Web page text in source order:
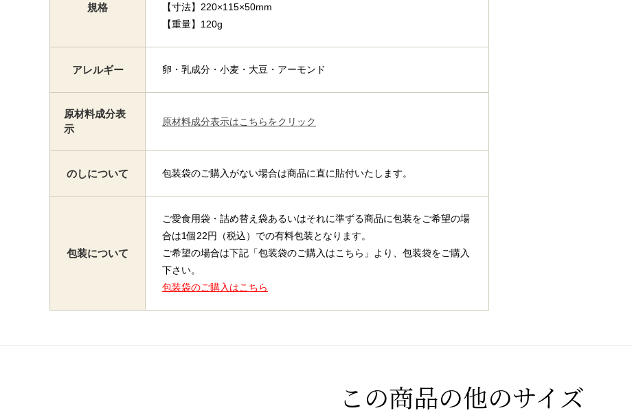
規格
【寸法】220×115×50mm
【重量】120g
アレルギー 卵・乳成分・小麦・大豆・アーモンド
原材料成分表
示
原材料成分表示はこちらをクリック
のしについて 包装袋のご購入がない場合は商品に直に貼付いたします。
包装について
ご愛食用袋・詰め替え袋あるいはそれに準ずる商品に包装をご希望の場
合は1個22円（税込）での有料包装となります。
ご希望の場合は下記「包装袋のご購入はこちら」より、包装袋をご購入
下さい。
包装袋のご購入はこちら
この商品の他のサイズ